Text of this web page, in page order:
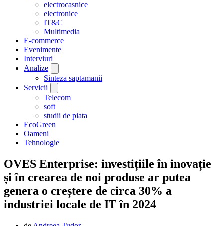
electrocasnice
electronice
IT&C
Multimedia
E-commerce
Evenimente
Interviuri
Analize
Sinteza saptamanii
Servicii
Telecom
soft
studii de piata
EcoGreen
Oameni
Tehnologie
OVES Enterprise: investițiile în inovație
și în crearea de noi produse ar putea
genera o creștere de circa 30% a
industriei locale de IT în 2024